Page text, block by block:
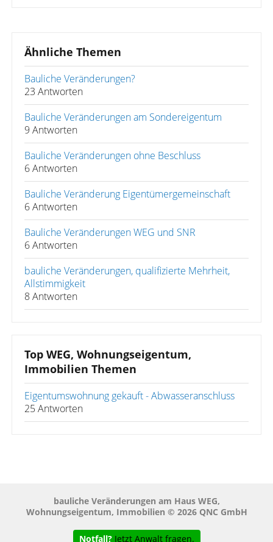
Ähnliche Themen
Bauliche Veränderungen?
23 Antworten
Bauliche Veränderungen am Sondereigentum
9 Antworten
Bauliche Veränderungen ohne Beschluss
6 Antworten
Bauliche Veränderung Eigentümergemeinschaft
6 Antworten
Bauliche Veränderungen WEG und SNR
6 Antworten
bauliche Veränderungen, qualifizierte Mehrheit,
Allstimmigkeit
8 Antworten
Top WEG, Wohnungseigentum,
Immobilien Themen
Eigentumswohnung gekauft - Abwasseranschluss
25 Antworten
bauliche Veränderungen am Haus WEG,
Wohnungseigentum, Immobilien © 2026 QNC GmbH
Notfall? Jetzt Anwalt fragen.